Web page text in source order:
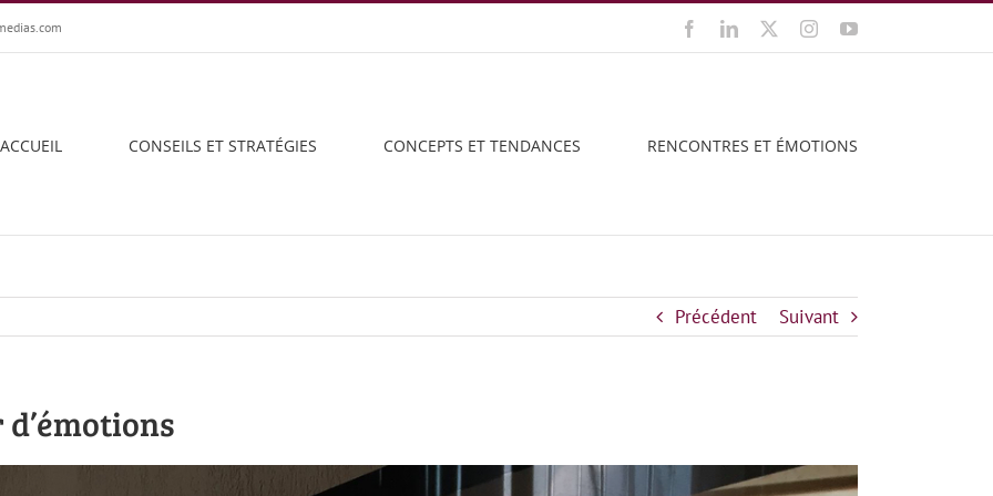
FacebookLinkedIn InstagramYouTube
ACCUEIL CONSEILS ET STRATÉGIES CONCEPTS ET TENDANCES RENCONTRES ET ÉMOTIONS
Précédent Suivant